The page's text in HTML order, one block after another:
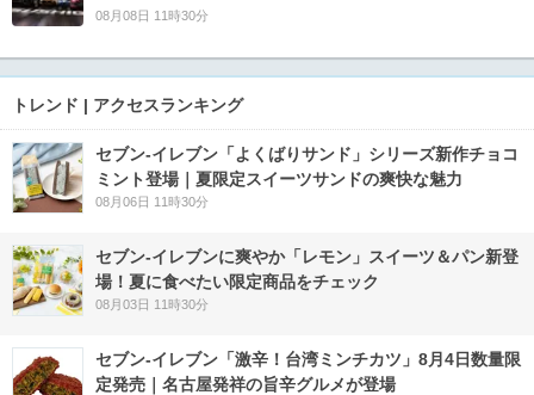
08月08日 11時30分
トレンド | アクセスランキング
セブン‐イレブン「よくばりサンド」シリーズ新作チョコ
ミント登場｜夏限定スイーツサンドの爽快な魅力
08月06日 11時30分
セブン‐イレブンに爽やか「レモン」スイーツ＆パン新登
場！夏に食べたい限定商品をチェック
08月03日 11時30分
セブン-イレブン「激辛！台湾ミンチカツ」8月4日数量限
定発売｜名古屋発祥の旨辛グルメが登場